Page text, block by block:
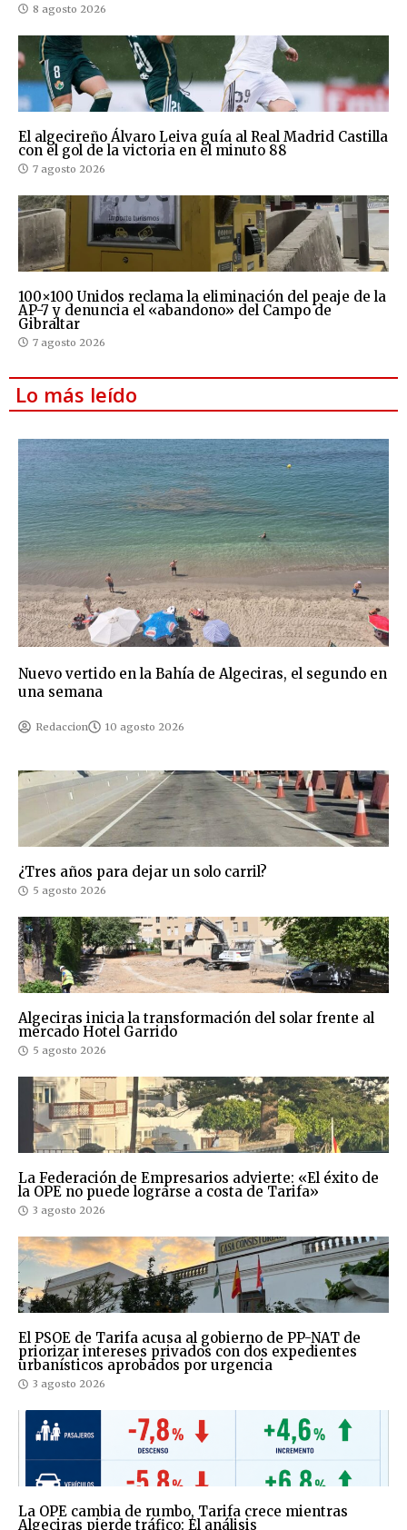
8 agosto 2026
El algecireño Álvaro Leiva guía al Real Madrid Castilla
con el gol de la victoria en el minuto 88
7 agosto 2026
100×100 Unidos reclama la eliminación del peaje de la
AP-7 y denuncia el «abandono» del Campo de
Gibraltar
7 agosto 2026
Lo más leído
Nuevo vertido en la Bahía de Algeciras, el segundo en
una semana
Redaccion 10 agosto 2026
¿Tres años para dejar un solo carril?
5 agosto 2026
Algeciras inicia la transformación del solar frente al
mercado Hotel Garrido
5 agosto 2026
La Federación de Empresarios advierte: «El éxito de
la OPE no puede lograrse a costa de Tarifa»
3 agosto 2026
El PSOE de Tarifa acusa al gobierno de PP-NAT de
priorizar intereses privados con dos expedientes
urbanísticos aprobados por urgencia
3 agosto 2026
La OPE cambia de rumbo, Tarifa crece mientras
Algeciras pierde tráfico: El análisis